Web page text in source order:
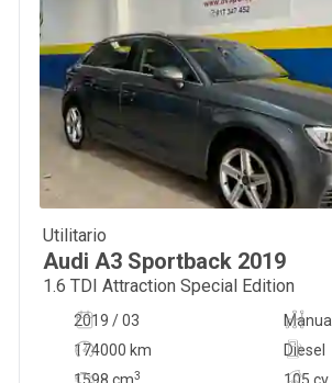
Utilitario
Audi A3 Sportback 2019
1.6 TDI Attraction Special Edition
2019 / 03
Manual
174000 km
Diesel
3